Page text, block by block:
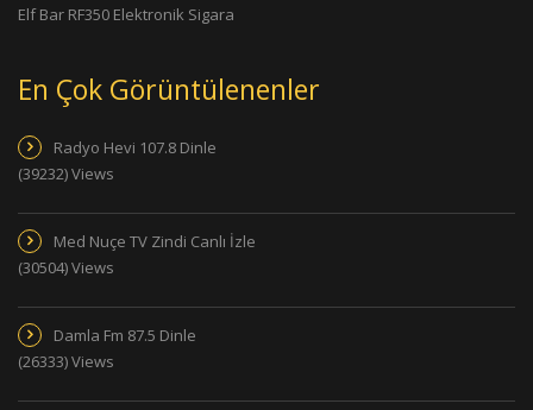
Elf Bar RF350 Elektronik Sigara
En Çok Görüntülenenler
Radyo Hevi 107.8 Dinle
(39232) Views
Med Nuçe TV Zindi Canlı İzle
(30504) Views
Damla Fm 87.5 Dinle
(26333) Views